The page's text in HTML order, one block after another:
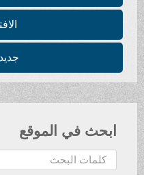
جديد
ابحث في الموقع